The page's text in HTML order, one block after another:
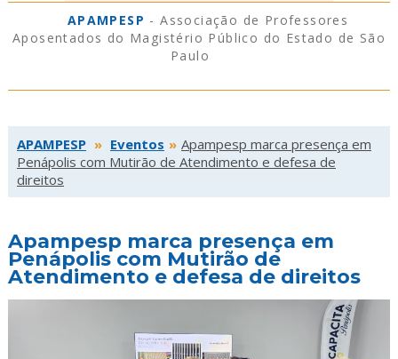
APAMPESP - Associação de Professores
Aposentados do Magistério Público do Estado de São
Paulo
APAMPESP » Eventos » Apampesp marca presença em
Penápolis com Mutirão de Atendimento e defesa de
direitos
Apampesp marca presença em
Penápolis com Mutirão de
Atendimento e defesa de direitos